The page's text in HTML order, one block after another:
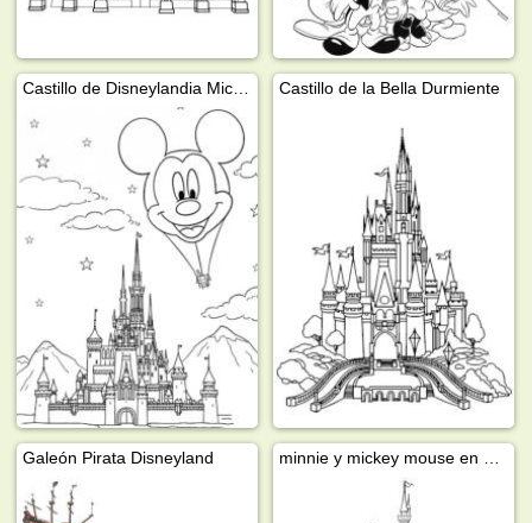
Castillo de la Bella Durmiente
Galeón Pirata Disneyland minnie y mickey mouse en disneylandia